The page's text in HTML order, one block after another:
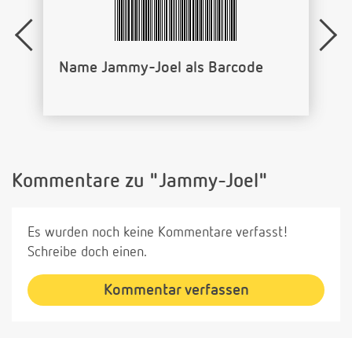
Name Jammy-Joel als Barcode
Kommentare zu "Jammy-Joel"
Es wurden noch keine Kommentare verfasst!
Schreibe doch einen.
Kommentar verfassen